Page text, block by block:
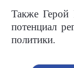
Также Герой
потенциал
политики.